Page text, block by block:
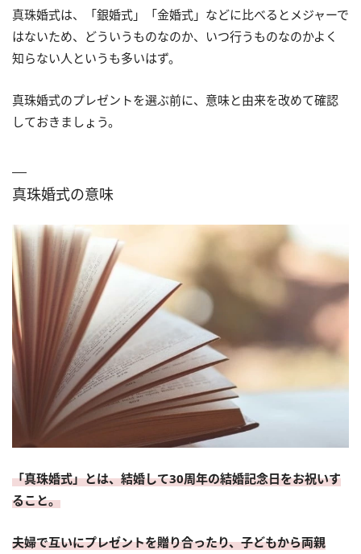
真珠婚式は、「銀婚式」「金婚式」などに比べるとメジャーで
はないため、どういうものなのか、いつ行うものなのかよく
知らない人というも多いはず。
真珠婚式のプレゼントを選ぶ前に、意味と由来を改めて確認
しておきましょう。
真珠婚式の意味
「真珠婚式」とは、結婚して30周年の結婚記念日をお祝いす
ること。
夫婦で互いにプレゼントを贈り合ったり、子どもから両親